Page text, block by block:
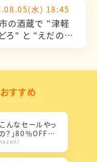
水) 18:45
の酒蔵で “津軽
ろ” と “えだのに
の絵画” 作品展
すすめ
こんなセールやっ
？」80％OFF以
々登場！Amaz
気が...